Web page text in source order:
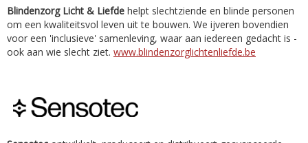
Blindenzorg Licht & Liefde helpt slechtziende en blinde personen
om een kwaliteitsvol leven uit te bouwen. We ijveren bovendien
voor een 'inclusieve' samenleving, waar aan iedereen gedacht is -
ook aan wie slecht ziet. www.blindenzorglichtenliefde.be